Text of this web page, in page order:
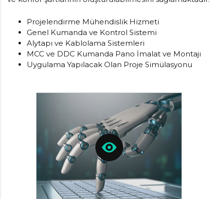
Projelendirme Mühendislik Hizmeti
Genel Kumanda ve Kontrol Sistemi
Alytapı ve Kablolama Sistemleri
MCC ve DDC Kumanda Pano İmalat ve Montajı
Uygulama Yapılacak Olan Proje Simülasyonu